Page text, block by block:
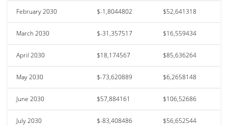
February 2030 $-1,8044802 $52,641318
March 2030 $-31,357517 $16,559434
April 2030 $18,174567 $85,636264
May 2030 $-73,620889 $6,2658148
June 2030 $57,884161 $106,52686
July 2030 $-83,408486 $56,652544